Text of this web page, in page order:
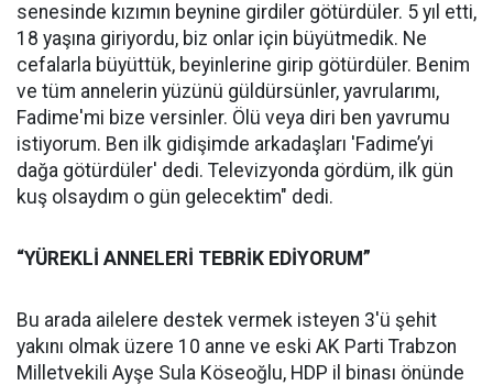
senesinde kızımın beynine girdiler götürdüler. 5 yıl etti,
18 yaşına giriyordu, biz onlar için büyütmedik. Ne
cefalarla büyüttük, beyinlerine girip götürdüler. Benim
ve tüm annelerin yüzünü güldürsünler, yavrularımı,
Fadime'mi bize versinler. Ölü veya diri ben yavrumu
istiyorum. Ben ilk gidişimde arkadaşları 'Fadime’yi
dağa götürdüler' dedi. Televizyonda gördüm, ilk gün
kuş olsaydım o gün gelecektim" dedi.
“YÜREKLİ ANNELERİ TEBRİK EDİYORUM”
Bu arada ailelere destek vermek isteyen 3'ü şehit
yakını olmak üzere 10 anne ve eski AK Parti Trabzon
Milletvekili Ayşe Sula Köseoğlu, HDP il binası önünde